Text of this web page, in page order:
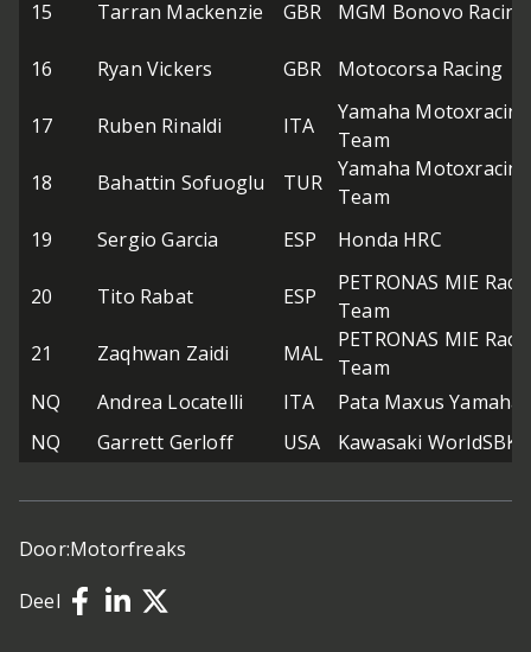
15 Tarran Mackenzie GBR MGM Bonovo Racing
16 Ryan Vickers GBR Motocorsa Racing
17 Ruben Rinaldi ITA
Yamaha
Team
18
Bahattin Sofuoglu TUR
Yamaha
Team
19
Sergio Garcia ESP Honda HRC
20 Tito Rabat ESP
PETRONAS MIE
Team
21
Zaqhwan Zaidi MAL
PETRONAS MIE
Team
NQ
Andrea Locatelli ITA
Pata Maxus Yamaha
NQ
Garrett Gerloff USA Kawasaki WorldSBK
Door:Motorfreaks
Deel